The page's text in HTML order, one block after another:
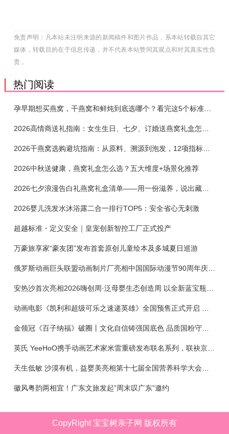
免责声明：凡本站未注明来源的新闻稿件和图片作品，系本站转载自其它
媒体，转载目的在于信息传递，并不代表本站赞同其观点和对其真实性负
责 。
热门阅读
孕早期想买燕窝，干燕窝和鲜炖到底选哪个？看完这5个标准再下单
2026干燕窝选购避坑指南：从原料、溯源到泡发，12项指标判断靠谱燕窝
2026中秋送健康，燕窝礼盒怎么选？五大维度+场景化推荐
2026七夕浪漫告白礼燕窝礼盒清单——用一份滋养，说出藏在心底的爱
2026婴儿洗发水沐浴露二合一排行TOP5：安全省心无刺激
超越标准・定义安全｜皇宠创新智控工厂正式投产
万豪旅享家“豪友团”发布首套原创儿童绘本及多城夏日巡游
俄罗斯动画巨头联盟动画制片厂亮相中国国际动漫节90周年庆开启中国之旅新篇章
金领冠《百子纳福》破圈丨文化自信铸强国底色 品质国粉守护新生
英氏 YeeHoO携手动画艺术家米雷重磅发布联名系列，联袂京东深化全渠道战略
徽风粤韵两相宜！广东文旅发起”周末叹广东”邀约
CopyRight 宝宝树亲子网 版权所有